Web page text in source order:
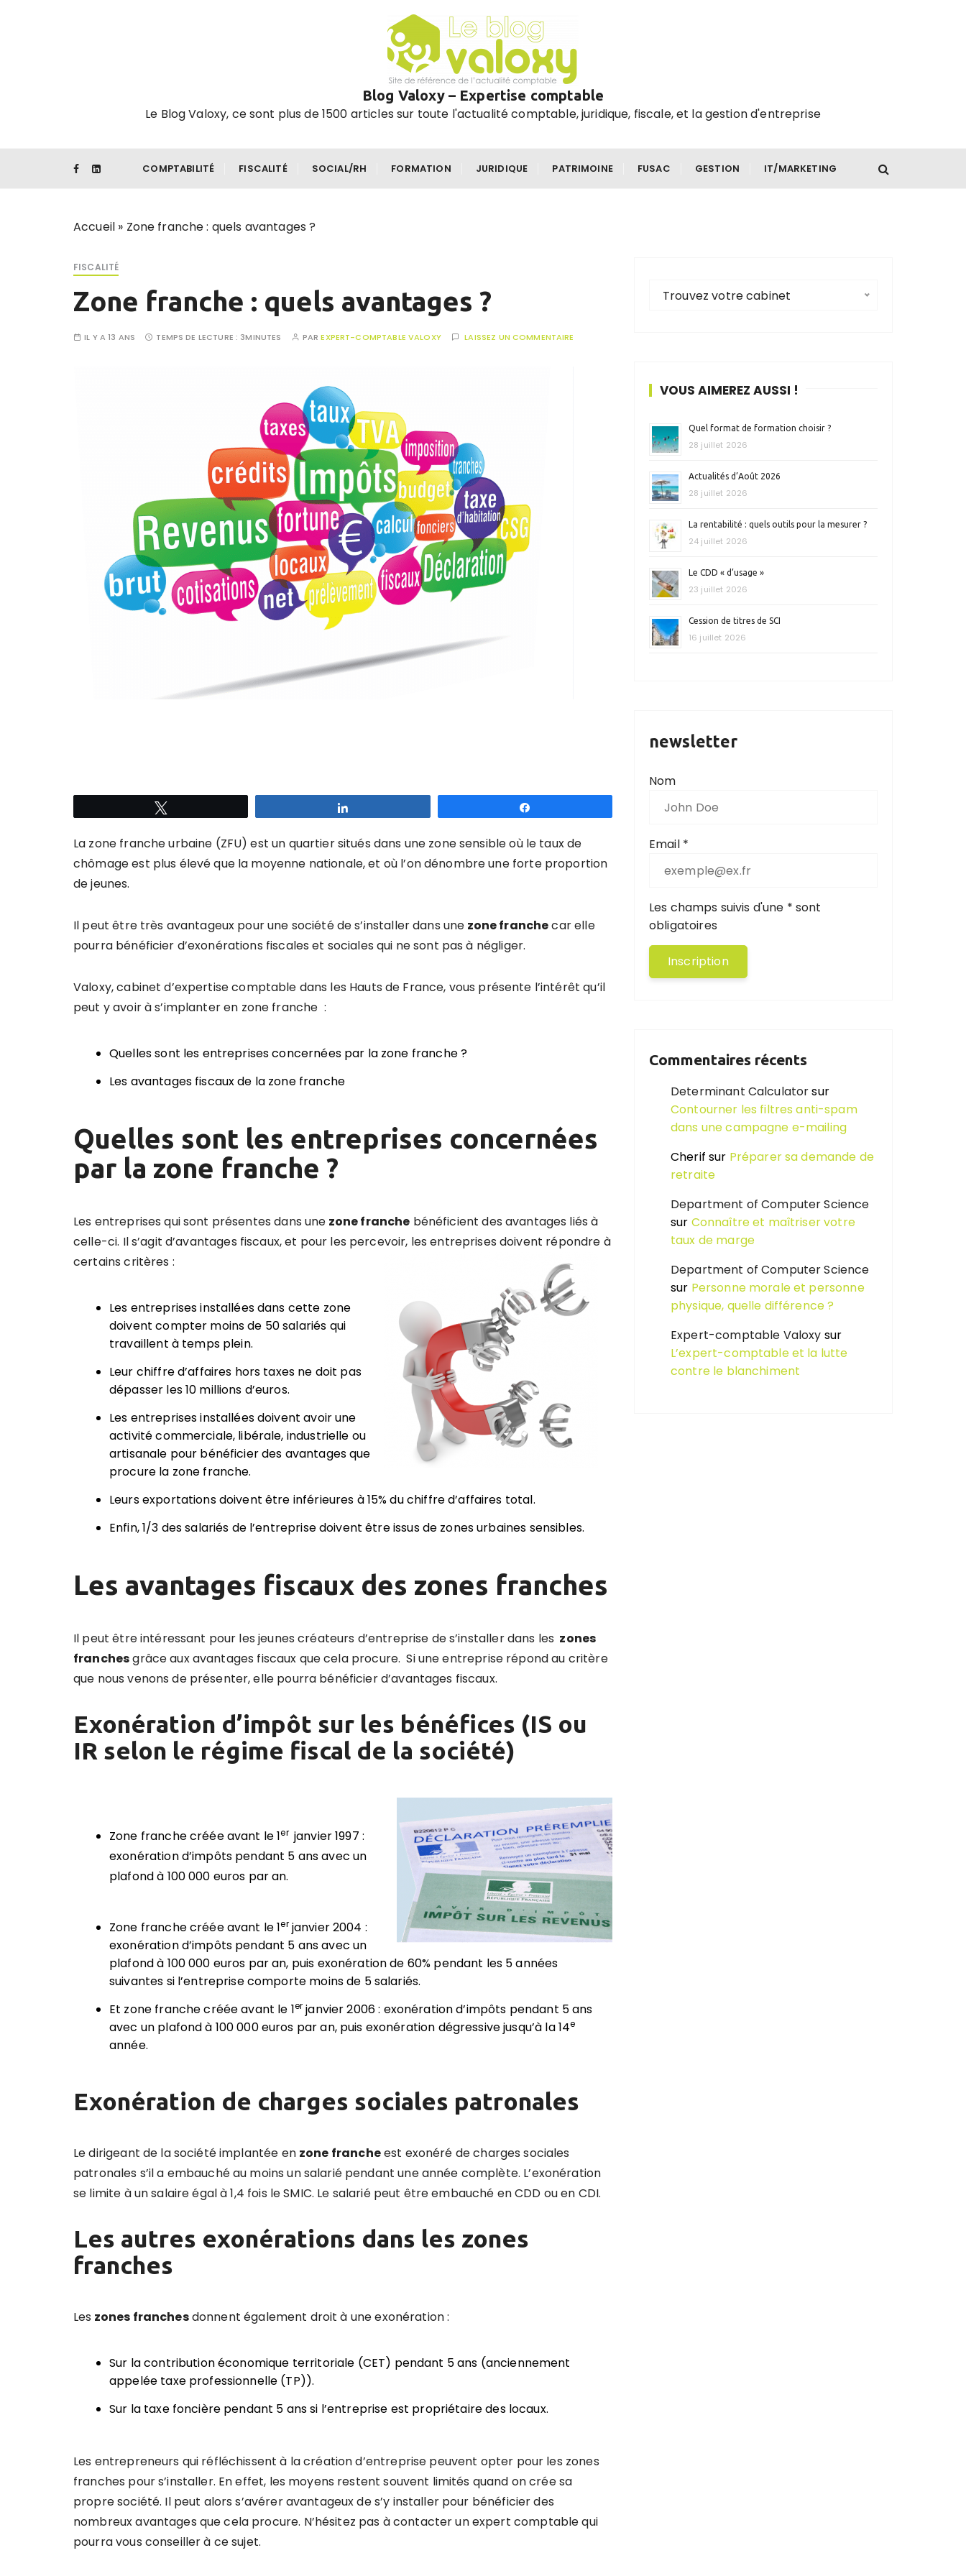
Blog Valoxy – Expertise comptable
Le Blog Valoxy, ce sont plus de 1500 articles sur toute l'actualité comptable, juridique, fiscale, et la gestion d'entreprise
COMPTABILITÉ FISCALITÉ SOCIAL/RH FORMATION JURIDIQUE PATRIMOINE FUSAC GESTION IT/MARKETING
Accueil » Zone franche : quels avantages ?
FISCALITÉ
Zone franche : quels avantages ?
IL Y A 13 ANS TEMPS DE LECTURE : 3MINUTES PAREXPERT-COMPTABLE VALOXY LAISSEZ UN COMMENTAIRE
La zone franche urbaine (ZFU) est un quartier situés dans une zone sensible où le taux de
chômage est plus élevé que la moyenne nationale, et où l’on dénombre une forte proportion
de jeunes.
Il peut être très avantageux pour une société de s’installer dans une zone franchecar elle
pourra bénéficier d’exonérations fiscales et sociales qui ne sont pas à négliger.
Valoxy,cabinet d’expertise comptable dans les Hauts de France, vous présente l’intérêt qu’il
peut y avoirà s’implanter en zone franche :
Quelles sont les entreprises concernées par la zone franche ?
Les avantages fiscaux de la zone franche
Quelles sont les entreprises concernées
par la zone franche ?
Les entreprises qui sont présentes dans une zone franche bénéficient des avantages liés à
celle-ci. Il s’agit d’avantages fiscaux, et pour les percevoir, les entreprises doivent répondre à
certains critères :
Les entreprises installées dans cette zone
doivent compter moins de 50 salariés qui
travaillent à temps plein.
Leur chiffre d’affaires hors taxes ne doit pas
dépasser les 10 millions d’euros.
Les entreprises installées doivent avoir une
activité commerciale, libérale, industrielle ou
artisanale pour bénéficier des avantages que
procure la zone franche.
Leurs exportations doivent être inférieures à 15% du chiffre d’affaires total.
Enfin, 1/3 des salariés de l’entreprise doivent être issus de zones urbaines sensibles.
Les avantages fiscaux des zones franches
Il peut être intéressant pour les jeunes créateurs d’entreprise de s’installer dans les zones
franchesgrâce aux avantages fiscaux que cela procure. Si une entreprise répond au critère
que nous venons de présenter, elle pourra bénéficier d’avantages fiscaux.
Exonération d’impôt sur les bénéfices (IS ou
IR selon le régime fiscal de la société)
Zone franche créée avant le 1er janvier 1997 :
exonération d’impôts pendant 5 ans avec un
plafond à 100 000 euros par an.
Zone franche créée avant le 1erjanvier 2004 :
exonération d’impôts pendant 5 ans avec un
plafond à 100 000 euros par an, puis exonération de 60% pendant les 5 années
suivantes si l’entreprise comporte moins de 5 salariés.
Et zone franche créée avant le 1er janvier 2006 : exonération d’impôts pendant 5 ans
avec un plafond à 100 000 euros par an, puis exonération dégressive jusqu’à la 14e
année.
Exonération de charges sociales patronales
Le dirigeant de la société implantée en zone francheest exonéré de charges sociales
patronales s’il a embauché au moins un salarié pendant une année complète. L’exonération
se limite à un salaire égal à 1,4 fois le SMIC. Le salarié peut être embauché en CDD ou en CDI.
Les autres exonérations dans les zones
franches
Les zones franchesdonnent également droit à une exonération :
Sur lacontribution économique territoriale (CET) pendant 5 ans (anciennement
appelée taxe professionnelle (TP)).
Sur la taxe foncière pendant 5 ans si l’entreprise est propriétaire des locaux.
Les entrepreneurs qui réfléchissent à la création d’entreprise peuvent opter pour les zones
franches pour s’installer. En effet, les moyens restent souvent limités quand on crée sa
propre société. Il peut alors s’avérer avantageux de s’y installer pour bénéficier des
nombreux avantages que cela procure. N’hésitez pas à contacter un expert comptable qui
pourra vous conseiller à ce sujet.
Trouvez votre cabinet
VOUS AIMEREZ AUSSI !
Quel format de formation choisir ?
28 juillet 2026
Actualités d’Août 2026
28 juillet 2026
La rentabilité : quels outils pour la mesurer ?
24 juillet 2026
Le CDD « d’usage »
23 juillet 2026
Cession de titres de SCI
16 juillet 2026
newsletter
Nom
Email *
Les champs suivis d'une * sont
obligatoires
Commentaires récents
Determinant Calculatorsur
Contourner les filtres anti-spam
dans une campagne e-mailing
Cherif sur Préparer sa demande de
retraite
Department of Computer Science
sur Connaître et maîtriser votre
taux de marge
Department of Computer Science
sur Personne morale et personne
physique, quelle différence ?
Expert-comptable Valoxy sur
L’expert-comptable et la lutte
contre le blanchiment